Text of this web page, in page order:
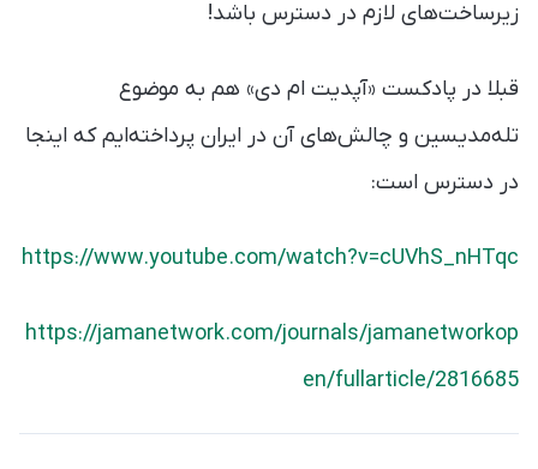
زیرساخت‌های لازم در دسترس باشد!
قبلا در پادکست «آپدیت ام دی» هم به موضوع
تله‌مدیسین و چالش‌های آن در ایران پرداخته‌ایم که اینجا
در دسترس است:
https://www.youtube.com/watch?v=cUVhS_nHTqc
https://jamanetwork.com/journals/jamanetworkop
en/fullarticle/2816685